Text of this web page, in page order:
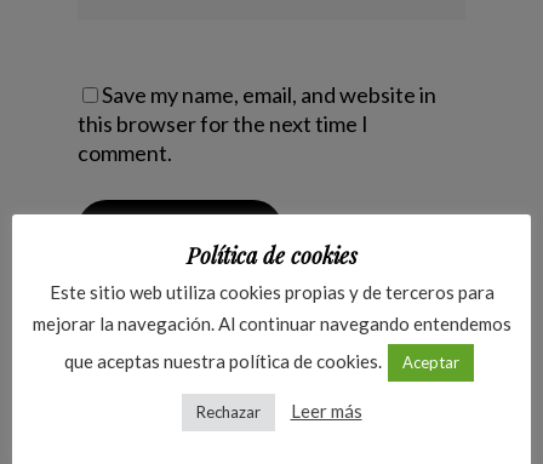
Save my name, email, and website in
this browser for the next time I
comment.
julio 20, 2015
Política de cookies
Este sitio web utiliza cookies propias y de terceros para
mejorar la navegación. Al continuar navegando entendemos
que aceptas nuestra política de cookies.
Aceptar
Rechazar Leer más